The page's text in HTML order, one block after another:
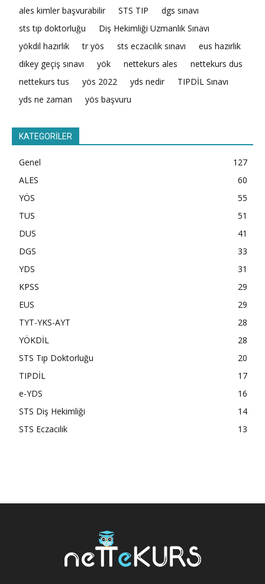
ales kimler başvurabilir
STS TIP
dgs sınavı
sts tıp doktorluğu
Diş Hekimliği Uzmanlık Sınavı
yökdil hazırlık
tr yös sts eczacılık sınavı
eus hazırlık
dikey geçiş sınavı
yök nettekurs ales
nettekurs dus
nettekurs tus
yös 2022 yds nedir
TIPDİL Sınavı
yds ne zaman
yös başvuru
KATEGORİLER
Genel
127
ALES
60
YÖS
55
TUS
51
DUS
41
DGS
33
YDS
31
KPSS
29
EUS
29
TYT-YKS-AYT
28
YÖKDİL
28
STS Tıp Doktorluğu
20
TIPDİL
17
e-YDS
16
STS Diş Hekimliği
14
STS Eczacılık
13